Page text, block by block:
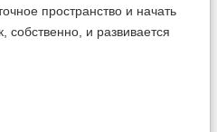
пространство и начать
собственно, и развивается